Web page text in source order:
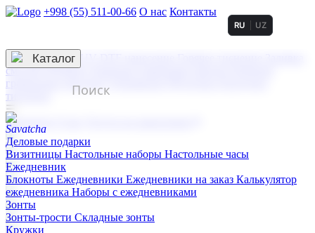
+998 (55) 511-00-66 О нас Контакты
3D гравировка
смолой (Doming)
гравировка твердая
тиснение
RU UZ
☰
Контакты
Каталог
Деловые подарки
Визитницы Настольные наборы Настольные часы
Ежедневник
Блокноты Ежедневники Ежедневники на заказ Калькулятор
ежедневника Наборы с ежедневниками
Зонты
Зонты-трости Складные зонты
Кружки